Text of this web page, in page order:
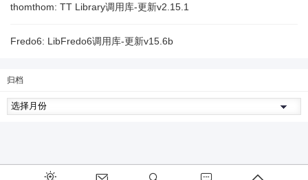
thomthom: TT Library调用库-更新v2.15.1
Fredo6: LibFredo6调用库-更新v15.6b
归档